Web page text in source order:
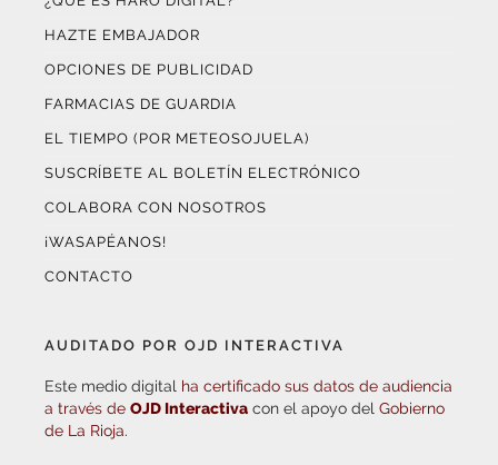
HAZTE EMBAJADOR
OPCIONES DE PUBLICIDAD
FARMACIAS DE GUARDIA
EL TIEMPO (POR METEOSOJUELA)
SUSCRÍBETE AL BOLETÍN ELECTRÓNICO
COLABORA CON NOSOTROS
¡WASAPÉANOS!
CONTACTO
AUDITADO POR OJD INTERACTIVA
Este medio digital ha certificado sus datos de audiencia
a través de OJD Interactiva con el apoyo del Gobierno
de La Rioja.